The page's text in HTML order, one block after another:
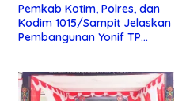
Pemkab Kotim, Polres, dan
Kodim 1015/Sampit Jelaskan
Pembangunan Yonif TP